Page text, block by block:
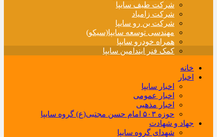
شرکت طیف سایپا
شرکت زامیاد
شرکت بن رو سایپا
مهندسی توسعه سایپا(سیکو)
همراه خودرو سایپا
کمک فنر ایندامین سایپا
خانه
اخبار
اخبار سایپا
اخبار عمومی
اخبار مذهبی
حوزه ۵۰۳ امام حسن مجتبی(ع) گروه سایپا
جهاد و شهادت
شهدای گروه سایپا